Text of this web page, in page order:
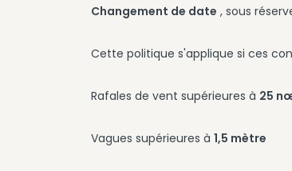
Changement de date , sous
Cette politique s'applique si ces
Rafales de vent supérieures à 25
Vagues supérieures à 1,5 mètre